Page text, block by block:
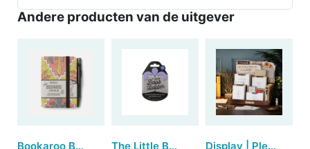
Andere producten van de uitgever
Bookaroo Baby Notebook & Pen (A7) - Pastels Charcoal Palm The Little Book Holder - Lilac (set van 6) Display | Please Write by IF